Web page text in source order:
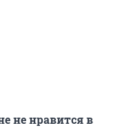
не нравится в